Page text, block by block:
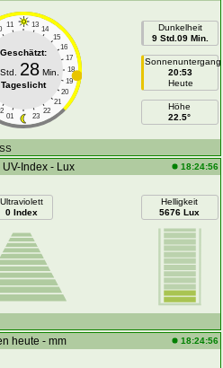
11 13 14
15
16
17
18
19
20
21
22
01 23
Geschätzt:
Std. 28Min.
Tageslicht
Dunkelheit
9 Std.09 Min.
Sonnenuntergang
20:53
Heute
Höhe
22.5°
UV-Index - Lux 18:24:56
Ultraviolett
0 Index
Helligkeit
5676 Lux
heute - mm 18:24:56